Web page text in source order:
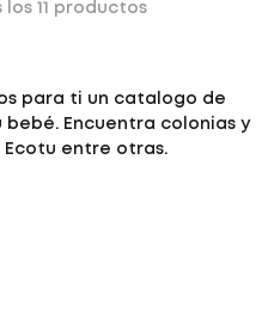
los productos
para ti un catalogo de
bebé. Encuentra colonias y
Ecotu entre otras.